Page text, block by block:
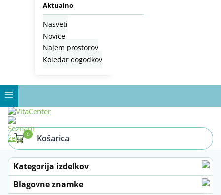
Aktualno
Nasveti
Novice
Najem prostorov
Koledar dogodkov
Košarica
0
Kategorija izdelkov
Blazine
Blagovne znamke